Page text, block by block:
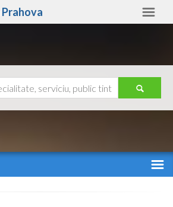
Prahova
Ajutor